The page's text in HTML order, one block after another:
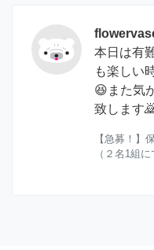
本日は有
も楽しい
😆また気
致します
【急募！】
（２名1組に